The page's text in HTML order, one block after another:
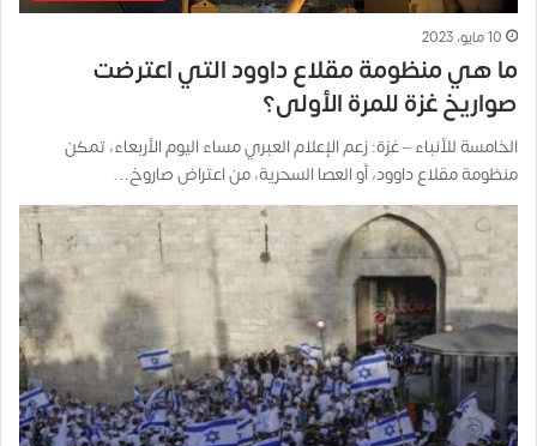
10 مايو، 2023
ما هي منظومة مقلاع داوود التي اعترضت
صواريخ غزة للمرة الأولى؟
الخامسة للأنباء – غزة: زعم الإعلام العبري مساء اليوم الأربعاء، تمكن
منظومة مقلاع داوود، أو العصا السحرية، من اعتراض صاروخ…